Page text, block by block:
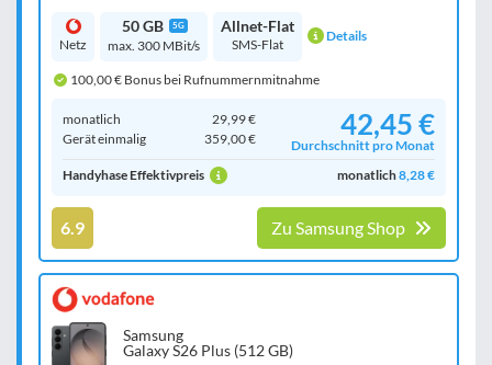
Netz
50 GB 5G
max. 300 MBit/s
Allnet-Flat
SMS-Flat Details
100,00 € Bonus bei Rufnummernmitnahme
monatlich
29,99 €
Gerät einmalig
359,00 € 42,45 €
Durchschnitt pro Monat
Handyhase Effektivpreis
monatlich8,28 €
6.9 Zu Samsung Shop
Samsung
Galaxy S26 Plus (512 GB)